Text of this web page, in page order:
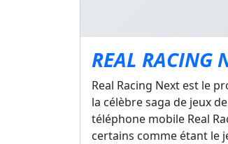
REAL RACING
Real Racing Next est le
la célèbre saga de jeux
téléphone mobile Real
certains comme étant le